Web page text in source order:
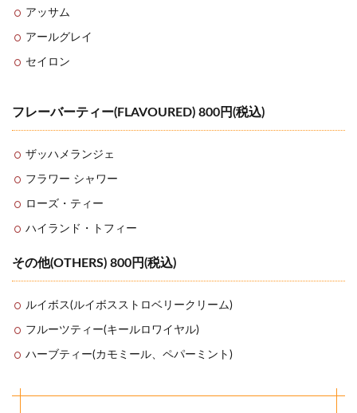
アッサム
アールグレイ
セイロン
フレーバーティー(FLAVOURED) 800円(税込)
ザッハメランジェ
フラワー シャワー
ローズ・ティー
ハイランド・トフィー
その他(OTHERS) 800円(税込)
ルイボス(ルイボスストロベリークリーム)
フルーツティー(キールロワイヤル)
ハーブティー(カモミール、ペパーミント)